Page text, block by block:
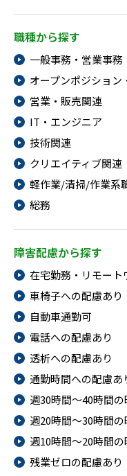
職種から探す
一般事務・営業事務
オープンポジション
営業・販売関連
IT・エンジニア
技術関連
クリエイティブ関連
軽作業/清掃/作業系
総務
障害配慮から探す
在宅勤務・リモート
車椅子への配慮あり
自動車通勤可
電話への配慮あり
透析への配慮あり
通勤時間への配慮あ
週30時間～40時間
週20時間～30時間
週10時間～20時間
残業ゼロの配慮あり